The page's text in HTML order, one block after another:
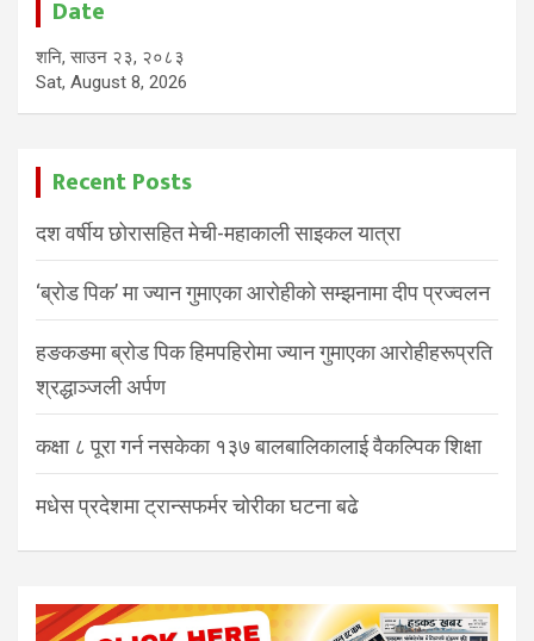
Date
शनि, साउन २३, २०८३
Sat, August 8, 2026
Recent Posts
दश वर्षीय छोरासहित मेची-महाकाली साइकल यात्रा
‘ब्रोड पिक’ मा ज्यान गुमाएका आरोहीको सम्झनामा दीप प्रज्वलन
हङकङमा ब्रोड पिक हिमपहिरोमा ज्यान गुमाएका आरोहीहरूप्रति
श्रद्धाञ्जली अर्पण
कक्षा ८ पूरा गर्न नसकेका १३७ बालबालिकालाई वैकल्पिक शिक्षा
मधेस प्रदेशमा ट्रान्सफर्मर चोरीका घटना बढे